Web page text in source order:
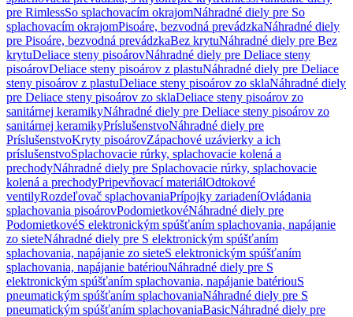
pre RimlessSo splachovacím okrajomNáhradné diely pre So
splachovacím okrajomPisoáre, bezvodná prevádzkaNáhradné diely
pre Pisoáre, bezvodná prevádzkaBez krytuNáhradné diely pre Bez
krytuDeliace steny pisoárovNáhradné diely pre Deliace steny
pisoárovDeliace steny pisoárov z plastuNáhradné diely pre Deliace
steny pisoárov z plastuDeliace steny pisoárov zo sklaNáhradné diely
pre Deliace steny pisoárov zo sklaDeliace steny pisoárov zo
sanitárnej keramikyNáhradné diely pre Deliace steny pisoárov zo
sanitárnej keramikyPríslušenstvoNáhradné diely pre
PríslušenstvoKryty pisoárovZápachové uzávierky a ich
príslušenstvoSplachovacie rúrky, splachovacie kolená a
prechodyNáhradné diely pre Splachovacie rúrky, splachovacie
kolená a prechodyPripevňovací materiálOdtokové
ventilyRozdeľovač splachovaniaPrípojky zariadeníOvládania
splachovania pisoárovPodomietkovéNáhradné diely pre
PodomietkovéS elektronickým spúšťaním splachovania, napájanie
zo sieteNáhradné diely pre S elektronickým spúšťaním
splachovania, napájanie zo sieteS elektronickým spúšťaním
splachovania, napájanie batériouNáhradné diely pre S
elektronickým spúšťaním splachovania, napájanie batériouS
pneumatickým spúšťaním splachovaniaNáhradné diely pre S
pneumatickým spúšťaním splachovaniaBasicNáhradné diely pre